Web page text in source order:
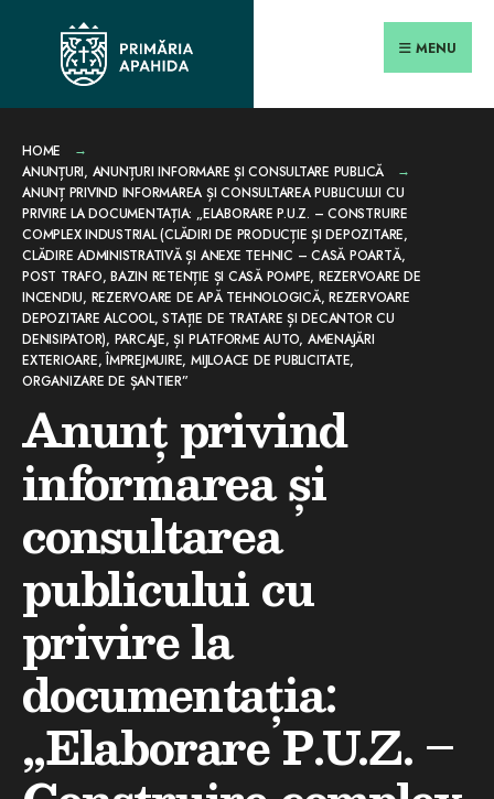
content
MENU
HOME
ANUNȚURI, ANUNȚURI INFORMARE ȘI CONSULTARE PUBLICĂ
ANUNȚ PRIVIND INFORMAREA ȘI CONSULTAREA PUBLICULUI CU
PRIVIRE LA DOCUMENTAȚIA: „ELABORARE P.U.Z. – CONSTRUIRE
COMPLEX INDUSTRIAL (CLĂDIRI DE PRODUCȚIE ȘI DEPOZITARE,
CLĂDIRE ADMINISTRATIVĂ ȘI ANEXE TEHNIC – CASĂ POARTĂ,
POST TRAFO, BAZIN RETENȚIE ȘI CASĂ POMPE, REZERVOARE DE
INCENDIU, REZERVOARE DE APĂ TEHNOLOGICĂ, REZERVOARE
DEPOZITARE ALCOOL, STAȚIE DE TRATARE ȘI DECANTOR CU
DENISIPATOR), PARCAJE, ȘI PLATFORME AUTO, AMENAJĂRI
EXTERIOARE, ÎMPREJMUIRE, MIJLOACE DE PUBLICITATE,
ORGANIZARE DE ȘANTIER”
Anunț privind
informarea și
consultarea
publicului cu
privire la
documentația:
„Elaborare P.U.Z. –
for:
Close